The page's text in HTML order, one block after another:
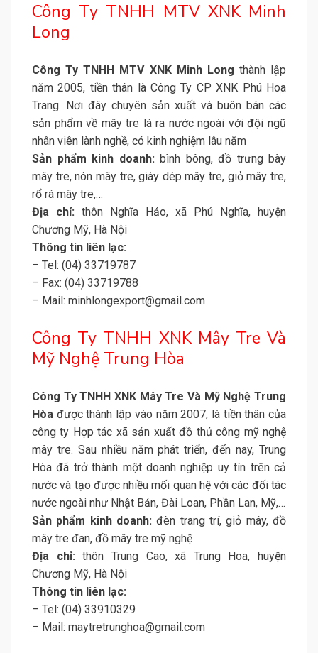
Công Ty TNHH MTV XNK Minh
Long
Công Ty TNHH MTV XNK Minh Long thành lập
năm 2005, tiền thân là Công Ty CP XNK Phú Hoa
Trang. Nơi đây chuyên sản xuất và buôn bán các
sản phẩm về mây tre lá ra nước ngoài với đội ngũ
nhân viên lành nghề, có kinh nghiệm lâu năm
Sản phẩm kinh doanh: bình bông, đồ trưng bày
mây tre, nón mây tre, giày dép mây tre, giỏ mây tre,
rổ rá mây tre,…
Địa chỉ: thôn Nghĩa Hảo, xã Phú Nghĩa, huyện
Chương Mỹ, Hà Nội
Thông tin liên lạc:
– Tel: (04) 33719787
– Fax: (04) 33719788
– Mail: minhlongexport@gmail.com
Công Ty TNHH XNK Mây Tre Và
Mỹ Nghệ Trung Hòa
Công Ty TNHH XNK Mây Tre Và Mỹ Nghệ Trung
Hòa được thành lập vào năm 2007, là tiền thân của
công ty Hợp tác xã sản xuất đồ thủ công mỹ nghệ
mây tre. Sau nhiều năm phát triển, đến nay, Trung
Hòa đã trở thành một doanh nghiệp uy tín trên cả
nước và tạo được nhiều mối quan hệ với các đối tác
nước ngoài như Nhật Bản, Đài Loan, Phần Lan, Mỹ,…
Sản phẩm kinh doanh:đèn trang trí, giỏ mây, đồ
mây tre đan, đồ mây tre mỹ nghệ
Địa chỉ:thôn Trung Cao, xã Trung Hoa, huyện
Chương Mỹ, Hà Nội
Thông tin liên lạc:
– Tel: (04) 33910329
– Mail: maytretrunghoa@gmail.com